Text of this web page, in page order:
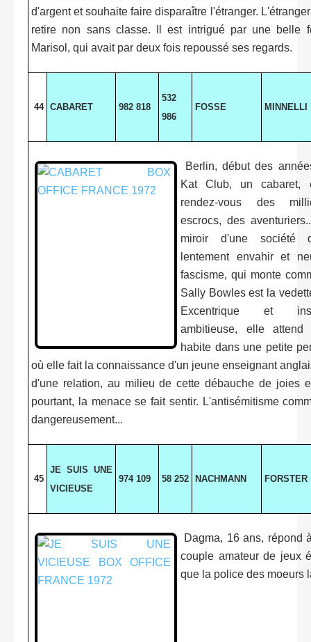
d'argent et souhaite faire disparaître l'étranger.
retire non sans classe. Il est intrigué par une belle
Marisol, qui avait par deux fois repoussé ses regards.
44 CABARET 982 818
532
986
FOSSE MINNELLI
Berlin, début des
Kat Club, un
rendez-vous des
escrocs, des
miroir d'une société
lentement envahir et
fascisme, qui monte
Sally Bowles est la
Excentrique et
ambitieuse, elle
habite dans une petite
où elle fait la connaissance d'un jeune enseignant
d'une relation, au milieu de cette débauche de joies
pourtant, la menace se fait sentir. L'antisémitisme
dangereusement...
45
JE SUIS UNE
VICIEUSE
974 109 58 252 NACHMANN FORSTER
Dagma, 16 ans, répond
couple amateur de jeux
que la police des moeurs